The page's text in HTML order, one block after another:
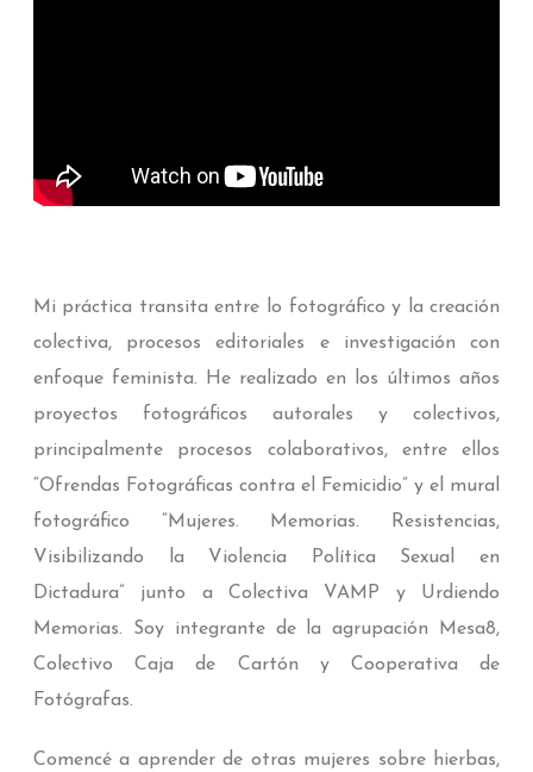
Mi práctica transita entre lo fotográfico y la creación
colectiva, procesos editoriales e investigación con
enfoque feminista. He realizado en los últimos años
proyectos fotográficos autorales y colectivos,
principalmente procesos colaborativos, entre ellos
“Ofrendas Fotográficas contra el Femicidio” y el mural
fotográfico “Mujeres. Memorias. Resistencias,
Visibilizando la Violencia Política Sexual en
Dictadura” junto a Colectiva VAMP y Urdiendo
Memorias. Soy integrante de la agrupación Mesa8,
Colectivo Caja de Cartón y Cooperativa de
Fotógrafas.
Comencé a aprender de otras mujeres sobre hierbas,